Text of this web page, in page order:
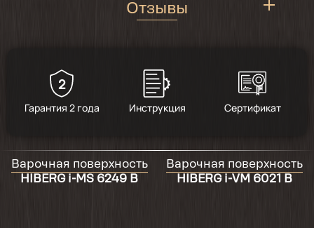
Отзывы
Неплохая варочная панель, приятно что
2
Гарантия 2 года Инструкция Сертификат
Варочная поверхность
HIBERG i-MS 6249 B
Варочная поверхность
HIBERG i-VM 6021 B